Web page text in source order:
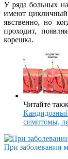
У ряда больных
имеют цикличный
явственно, но
проходит,
корешка.
Читайте
симптомы,
При заболевании